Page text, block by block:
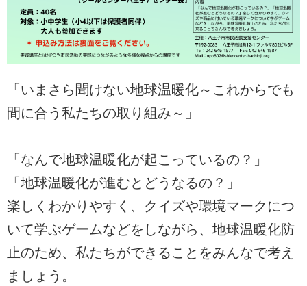
「いまさら聞けない地球温暖化～これからでも
間に合う私たちの取り組み～」
「なんで地球温暖化が起こっているの？」
「地球温暖化が進むとどうなるの？」
楽しくわかりやすく、クイズや環境マークにつ
いて学ぶゲームなどをしながら、地球温暖化防
止のため、私たちができることをみんなで考え
ましょう。